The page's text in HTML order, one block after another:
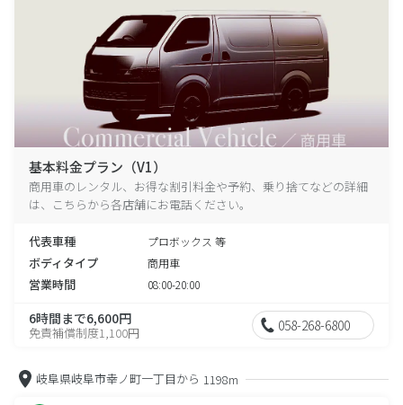
基本料金プラン（V1）
商用車のレンタル、お得な割引料金や予約、乗り捨てなどの詳細
は、こちらから各店舗にお電話ください。
代表車種 プロボックス 等
ボディタイプ 商用車
営業時間 08:00-20:00
6時間まで6,600円
免責補償制度1,100円 058-268-6800
岐阜県岐阜市幸ノ町一丁目から 1198m